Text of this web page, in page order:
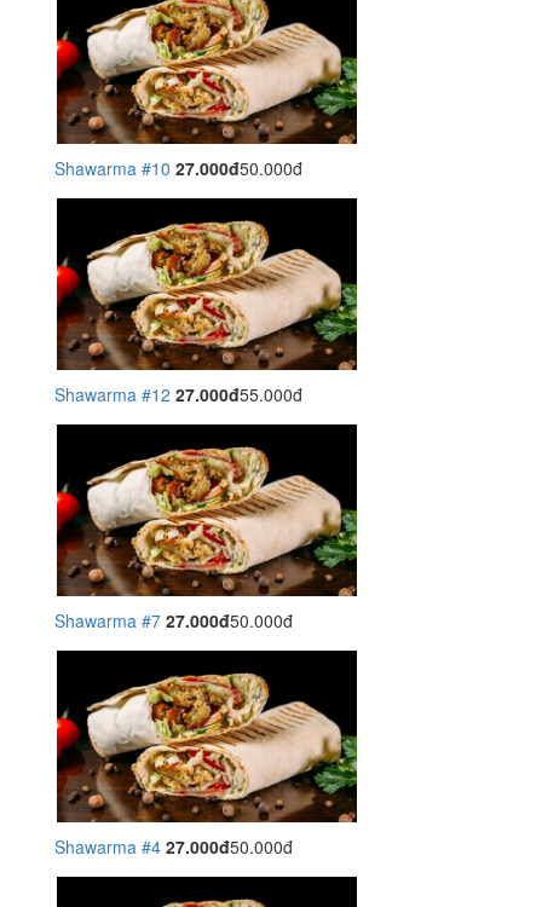
Shawarma #10 27.000đ50.000đ
Shawarma #12 27.000đ55.000đ
Shawarma #7 27.000đ50.000đ
Shawarma #4 27.000đ50.000đ